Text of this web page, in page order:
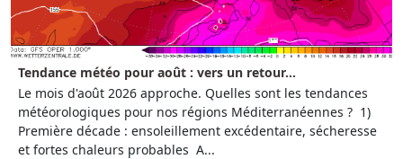
Tendance météo pour août : vers un retour...
Le mois d'août 2026 approche. Quelles sont les tendances
météorologiques pour nos régions Méditerranéennes ? 1)
Première décade : ensoleillement excédentaire, sécheresse
et fortes chaleurs probables A...